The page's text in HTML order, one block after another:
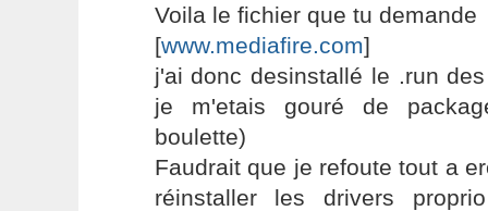
Voila le fichier que tu demande
[www.mediafire.com]
j'ai donc desinstallé le .run
je m'etais gouré de
boulette)
Faudrait que je refoute tout a
réinstaller les drivers